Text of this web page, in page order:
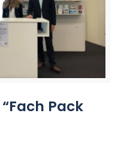
“Fach Pack